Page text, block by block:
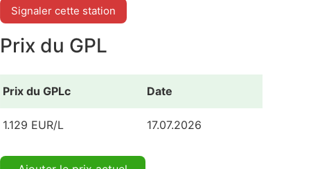
Signaler cette station
Prix du GPL
Prix du GPLc Date
1.129 EUR/L 17.07.2026